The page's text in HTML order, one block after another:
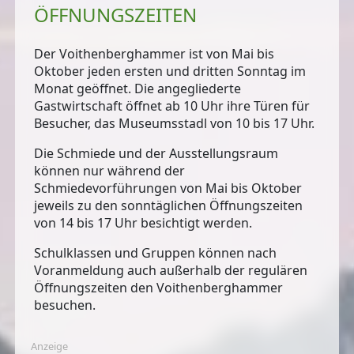
ÖFFNUNGSZEITEN
Der Voithenberghammer ist von Mai bis
Oktober jeden ersten und dritten Sonntag im
Monat geöffnet. Die angegliederte
Gastwirtschaft öffnet ab 10 Uhr ihre Türen für
Besucher, das Museumsstadl von 10 bis 17 Uhr.
Die Schmiede und der Ausstellungsraum
können nur während der
Schmiedevorführungen von Mai bis Oktober
jeweils zu den sonntäglichen Öffnungszeiten
von 14 bis 17 Uhr besichtigt werden.
Schulklassen und Gruppen können nach
Voranmeldung auch außerhalb der regulären
Öffnungszeiten den Voithenberghammer
besuchen.
Anzeige